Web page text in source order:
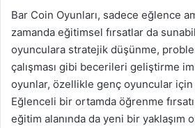
Bar Coin Oyunları, sadece eğlence
zamanda eğitimsel fırsatlar da
oyunculara stratejik düşünme,
çalışması gibi becerileri geliştirme
oyunlar, özellikle genç oyuncular için
Eğlenceli bir ortamda öğrenme
eğitim alanında da yeni bir yaklaşım